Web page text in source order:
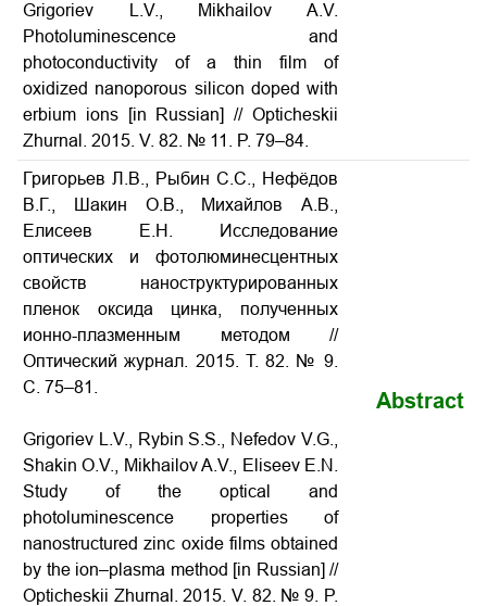
Grigoriev L.V., Mikhailov A.V.
Photoluminescence and
photoconductivity of a thin film of
oxidized nanoporous silicon doped with
erbium ions
[in Russian] // Opticheskii
Zhurnal. 2015. V. 82. № 11. P. 79–84.
Григорьев Л.В., Рыбин С.С., Нефёдов
В.Г., Шакин О.В., Михайлов А.В.,
Елисеев Е.Н. Исследование
оптических и фотолюминесцентных
свойств наноструктурированных
пленок оксида цинка, полученных
ионно-плазменным методом //
Оптический журнал. 2015. Т. 82. № 9.
С. 75–81.
Grigoriev L.V., Rybin S.S., Nefedov V.G.,
Shakin O.V., Mikhailov A.V., Eliseev E.N.
Study of the optical and
photoluminescence properties of
nanostructured zinc oxide films obtained
by the ion–plasma method [in Russian] //
Opticheskii Zhurnal. 2015. V. 82. № 9. P.
Abstract